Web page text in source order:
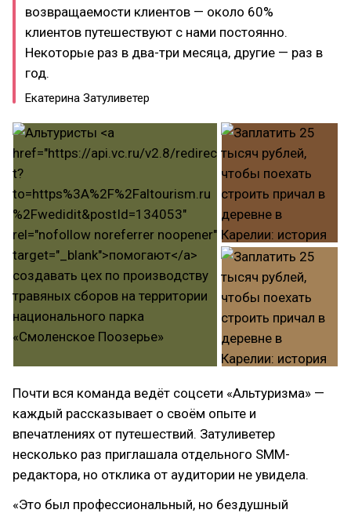
возвращаемости клиентов — около 60%
клиентов путешествуют с нами постоянно.
Некоторые раз в два-три месяца, другие — раз в
год.
Екатерина Затуливетер
Почти вся команда ведёт соцсети «Альтуризма» —
каждый рассказывает о своём опыте и
впечатлениях от путешествий. Затуливетер
несколько раз приглашала отдельного SMM-
редактора, но отклика от аудитории не увидела.
«Это был профессиональный, но бездушный